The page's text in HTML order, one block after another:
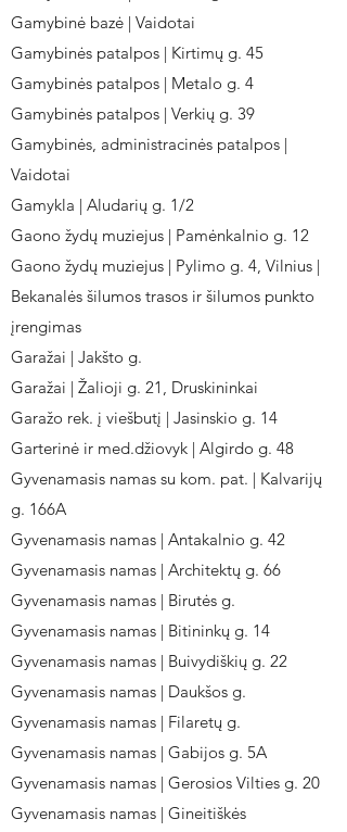
Gamybinė bazė | Vaidotai
Gamybinės patalpos | Kirtimų g. 45
Gamybinės patalpos | Metalo g. 4
Gamybinės patalpos | Verkių g. 39
Gamybinės, administracinės patalpos |
Vaidotai
Gamykla | Aludarių g. 1/2
Gaono žydų muziejus | Pamėnkalnio g. 12
Gaono žydų muziejus | Pylimo g. 4, Vilnius |
Bekanalės šilumos trasos ir šilumos punkto
įrengimas
Garažai | Jakšto g.
Garažai | Žalioji g. 21, Druskininkai
Garažo rek. į viešbutį | Jasinskio g. 14
Garterinė ir med.džiovyk | Algirdo g. 48
Gyvenamasis namas su kom. pat. | Kalvarijų
g. 166A
Gyvenamasis namas | Antakalnio g. 42
Gyvenamasis namas | Architektų g. 66
Gyvenamasis namas | Birutės g.
Gyvenamasis namas | Bitininkų g. 14
Gyvenamasis namas | Buivydiškių g. 22
Gyvenamasis namas | Daukšos g.
Gyvenamasis namas | Filaretų g.
Gyvenamasis namas | Gabijos g. 5A
Gyvenamasis namas | Gerosios Vilties g. 20
Gyvenamasis namas | Gineitiškės